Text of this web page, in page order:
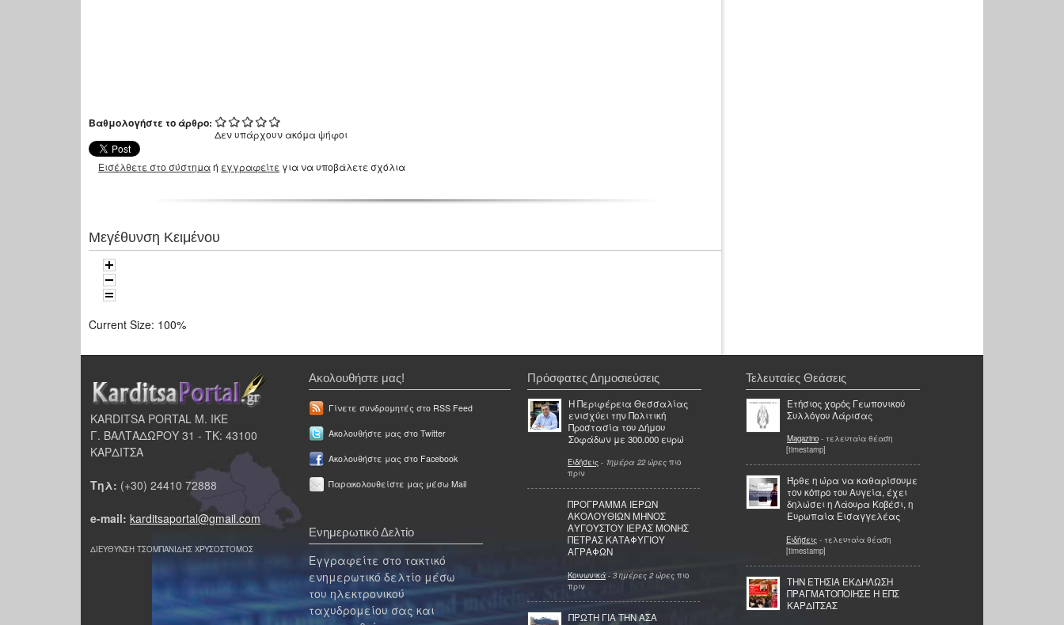
Βαθμολογήστε το άρθρο:
Δεν υπάρχουν ακόμα ψήφοι
Εισέλθετε στο σύστημαή εγγραφείτε για να υποβάλετε σχόλια
Μεγέθυνση Κειμένου
Current Size: 100%
KARDITSA PORTAL Μ. ΙΚΕ
Γ. ΒΑΛΤΑΔΩΡΟΥ 31 - ΤΚ: 43100
ΚΑΡΔΙΤΣΑ
Τηλ: (+30) 24410 72888
e-mail: karditsaportal@gmail.com
ΔΙΕΥΘΥΝΣΗ ΤΣΟΜΠΑΝΙΔΗΣ ΧΡΥΣΟΣΤΟΜΟΣ
Ακολουθήστε μας!
Γίνετε συνδρομητές στο RSS Feed
Ακολουθήστε μας στο Twitter
Ακολουθήστε μας στο Facebook
Παρακολουθείστε μας μέσω Mail
Ενημερωτικό Δελτίο
Εγγραφείτε στο τακτικό
ενημερωτικό δελτίο μέσω
του ηλεκτρονικού
ταχυδρομείου σας και
Πρόσφατες Δημοσιεύσεις
Η Περιφέρεια Θεσσαλίας
ενισχύει την Πολιτική
Προστασία του Δήμου
Σοφάδων με 300.000 ευρώ
Ειδήσεις - 1ημέρα 22 ώρες πιο
πριν
ΠΡΟΓΡΑΜΜΑ ΙΕΡΩΝ
ΑΚΟΛΟΥΘΙΩΝ ΜΗΝΟΣ
ΑΥΓΟΥΣΤΟΥ ΙΕΡΑΣ ΜΟΝΗΣ
ΠΕΤΡΑΣ ΚΑΤΑΦΥΓΙΟΥ
ΑΓΡΑΦΩΝ
Κοινωνικά - 3 ημέρες 2 ώρες πιο
πριν
ΠΡΩΤΗ ΓΙΑ ΤΗΝ ΑΣΑ
Τελευταίες Θεάσεις
Ετήσιος χορός Γεωπονικού
Συλλόγου Λάρισας
Magazino - τελευταία θέαση
[timestamp]
Ήρθε η ώρα να καθαρίσουμε
τον κόπρο του Αυγεία, έχει
δηλώσει η Λάουρα Κοβέσι, η
Ευρωπαία Εισαγγελέας
Ειδήσεις - τελευταία θέαση
[timestamp]
ΤΗΝ ΕΤΗΣΙΑ ΕΚΔΗΛΩΣΗ
ΠΡΑΓΜΑΤΟΠΟΙΗΣΕ Η ΕΠΣ
ΚΑΡΔΙΤΣΑΣ